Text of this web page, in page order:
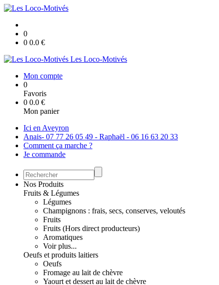
0
0 0.0 €
Les Loco-Motivés
Mon compte
0
Favoris
0 0.0 €
Mon panier
Ici en Aveyron
Anais- 07 77 26 05 49 - Raphaël - 06 16 63 20 33
Comment ça marche ?
Je commande
Nos Produits
Fruits & Légumes
Légumes
Champignons : frais, secs, conserves, veloutés
Fruits
Fruits (Hors direct producteurs)
Aromatiques
Voir plus...
Oeufs et produits laitiers
Oeufs
Fromage au lait de chèvre
Yaourt et dessert au lait de chèvre